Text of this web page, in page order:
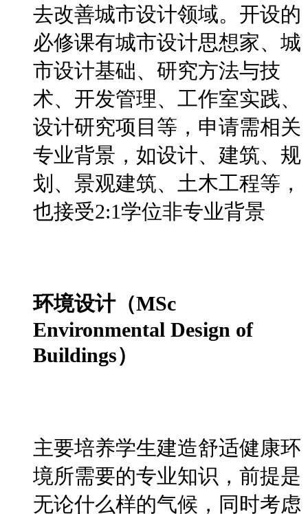
去改善城市设计领域。开设的
必修课有城市设计思想家、城
市设计基础、研究方法与技
术、开发管理、工作室实践、
设计研究项目等，申请需相关
专业背景，如设计、建筑、规
划、景观建筑、土木工程等，
也接受2:1学位非专业背景
环境设计（MSc
Environmental Design of
Buildings）
主要培养学生建造舒适健康环
境所需要的专业知识，前提是
无论什么样的气候，同时考虑